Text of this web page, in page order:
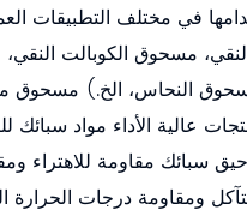
مسحوق الكوبالت النقي،
عالية الأداء مواد سبائك
سبائك مقاومة للاهتراء